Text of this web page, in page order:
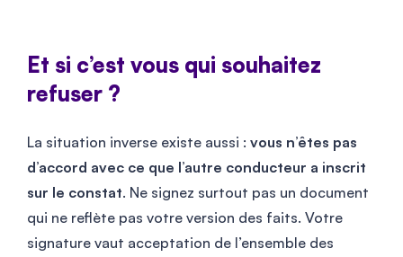
Et si c’est vous qui souhaitez
refuser ?
La situation inverse existe aussi : vous n’êtes pas
d’accord avec ce que l’autre conducteur a inscrit
sur le constat. Ne signez surtout pas un document
qui ne reflète pas votre version des faits. Votre
signature vaut acceptation de l’ensemble des